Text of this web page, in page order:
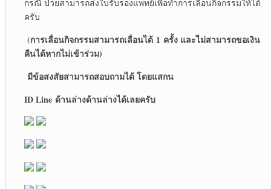
กรณี ป่วยสามารถส่งใบรับรองแพทย์เพื่อทำการเลื่อนกิจกรรมให้ได้
ครับ
(การเลื่อนกิจกรรมสามารถเลื่อนได้1 ครั้ง และไม่สามารถขอเงิน
คืนได้หากไม่เข้าร่วม)
มีข้อสงสัยสามารถสอบถามได้ โดยแสกน
ID Line ด้านล่างด้านล่างได้เลยครับ